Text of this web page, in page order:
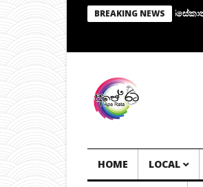
BREAKING NEWS
සභාපතිකම එරාන්ට.. ෆොන්සේකාත් සලකා
HOME LOCAL